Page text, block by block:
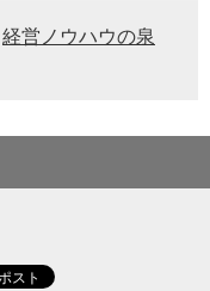
経営ノウハウの泉